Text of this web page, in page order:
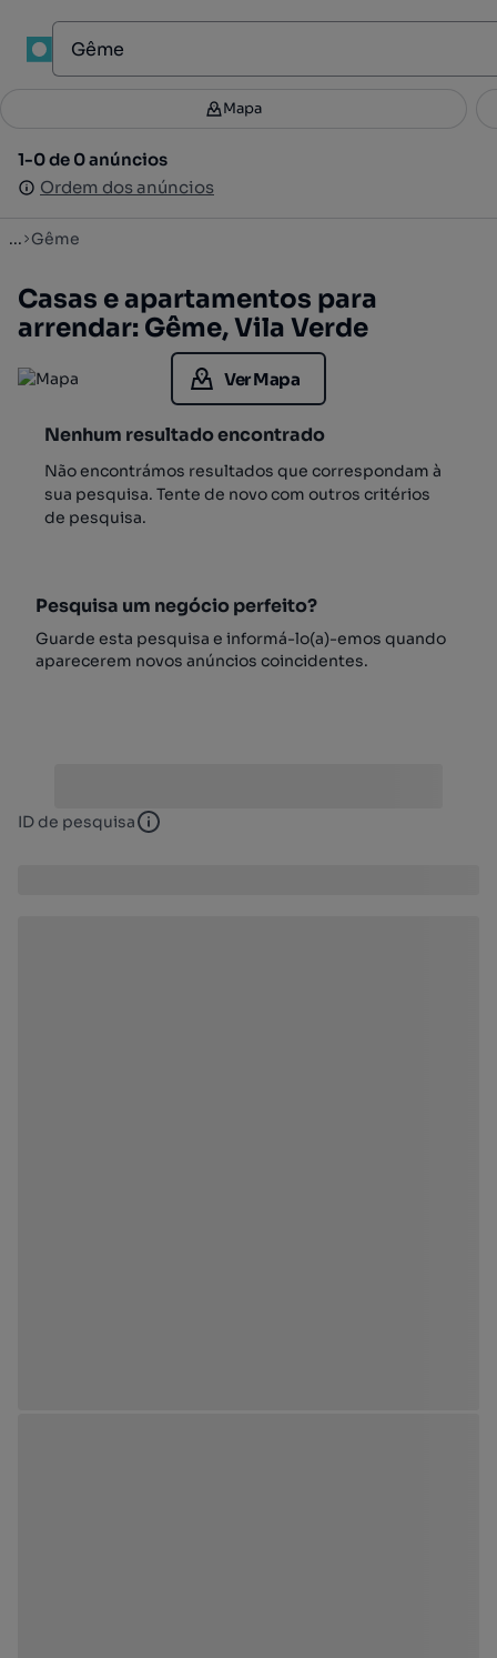
Filtros 2
1-0 de 0 anúncios
Ordem dos anúncios
Mapa
1-0 de 0 anúncios
Ordem dos anúncios
... Gême
Casas e apartamentos para
arrendar: Gême, Vila Verde
Ver Mapa
Nenhum resultado encontrado
Não encontrámos resultados que correspondam à
sua pesquisa. Tente de novo com outros critérios
de pesquisa.
Pesquisa um negócio perfeito?
Guarde esta pesquisa e informá-lo(a)-emos quando
aparecerem novos anúncios coincidentes.
ID de pesquisa ID de pesquisa